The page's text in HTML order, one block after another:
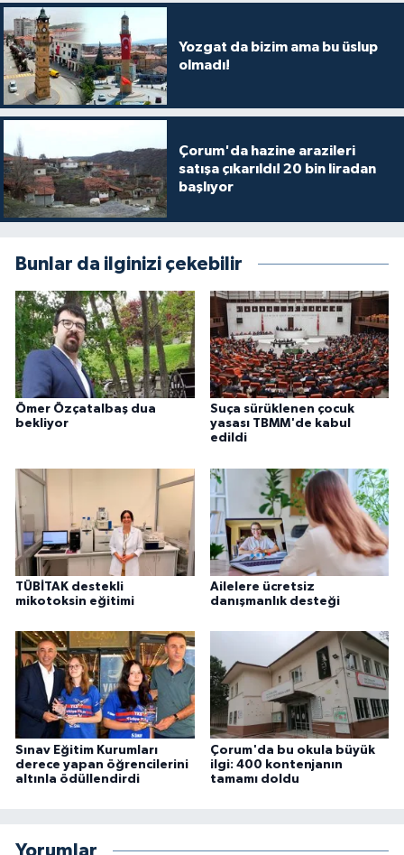
Yozgat da bizim ama bu üslup
olmadı!
Çorum'da hazine arazileri
satışa çıkarıldı! 20 bin liradan
başlıyor
Bunlar da ilginizi çekebilir
Ömer Özçatalbaş dua
bekliyor
Suça sürüklenen çocuk
yasası TBMM'de kabul
edildi
TÜBİTAK destekli
mikotoksin eğitimi
Ailelere ücretsiz
danışmanlık desteği
Sınav Eğitim Kurumları
derece yapan öğrencilerini
altınla ödüllendirdi
Çorum'da bu okula büyük
ilgi: 400 kontenjanın
tamamı doldu
Yorumlar